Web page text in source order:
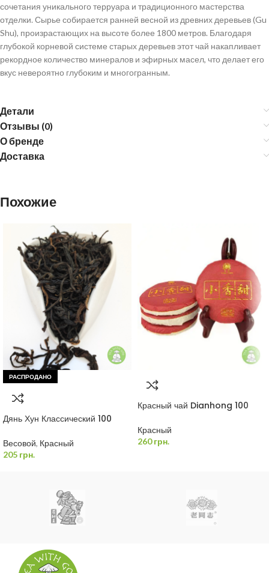
сочетания уникального терруара и традиционного мастерства
отделки. Сырье собирается ранней весной из древних деревьев (Gu
Shu), произрастающих на высоте более 1800 метров. Благодаря
глубокой корневой системе старых деревьев этот чай накапливает
рекордное количество минералов и эфирных масел, что делает его
вкус невероятно глубоким и многогранным.
Детали
Отзывы (0)
О бренде
Доставка
Похожие
РАСПРОДАНО
Дянь Хун Классический 100
Весовой, Красный
205 грн.
Красный чай Dianhong 100
Красный
260грн.